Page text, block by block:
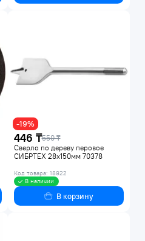
446 ₸550 ₸
-19%
Сверло по дереву перовое
СИБРТЕХ 28х150мм 70378
Код товара: 18922
В наличии
В корзину